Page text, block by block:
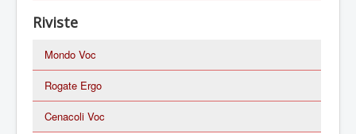
Riviste
Mondo Voc
Rogate Ergo
Cenacoli Voc